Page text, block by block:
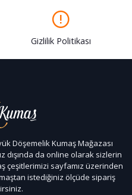
Gizlilik Politikası
Döşemelik Kumaş Mağazası
dışında da online olarak sizlerin
çeşitlerimizi sayfamız üzerinden
istediğiniz ölçüde sipariş